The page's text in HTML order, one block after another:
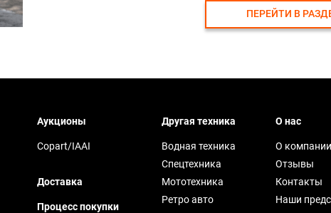
ПЕРЕЙТИ В
Аукционы
Copart/IAAI
Доставка
Процесс покупки
Другая техника
Водная техника
Спецтехника
Мототехника
Ретро авто
О нас
О компании
Отзывы
Контакты
Наши